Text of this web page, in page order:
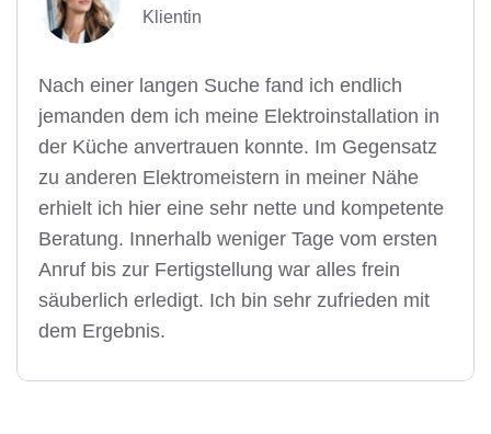
Klientin
Nach einer langen Suche fand ich endlich
jemanden dem ich meine Elektroinstallation in
der Küche anvertrauen konnte. Im Gegensatz
zu anderen Elektromeistern in meiner Nähe
erhielt ich hier eine sehr nette und kompetente
Beratung. Innerhalb weniger Tage vom ersten
Anruf bis zur Fertigstellung war alles frein
säuberlich erledigt. Ich bin sehr zufrieden mit
dem Ergebnis.